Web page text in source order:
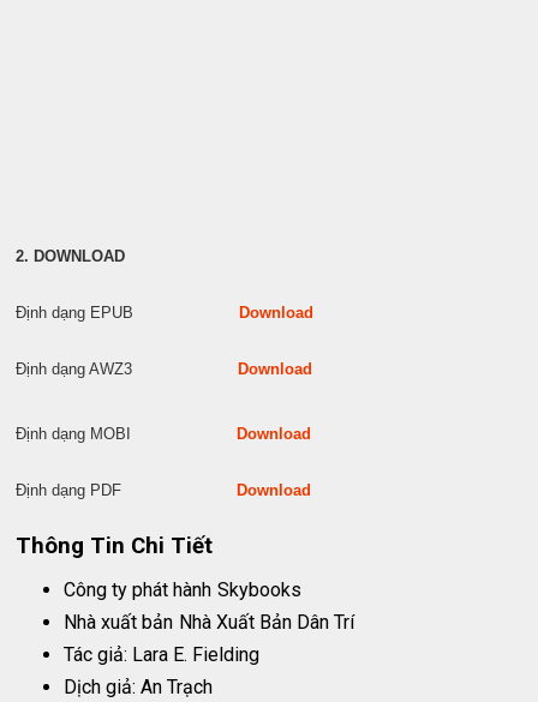
2. DOWNLOAD
Định dạng EPUB Download
Định dạng AWZ3 Download
Định dạng MOBI Download
Định dạng PDF Download
Thông Tin Chi Tiết
Công ty phát hành Skybooks
Nhà xuất bản Nhà Xuất Bản Dân Trí
Tác giả: Lara E. Fielding
Dịch giả: An Trạch